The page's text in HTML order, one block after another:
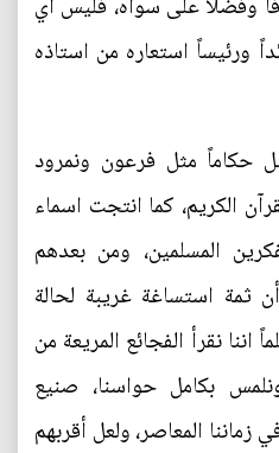
ورئيساً استعاره من استاذه
حكاماً مثل فرعون ونمرود
الكريم، كما انتجت اسماء
المسلمين، ومن بعدهم
ثمة استساغة غريبة لحالة
نقرأ الفجائع المريعة من
بكامل حواسنا، صنيع
زماننا المعاصر، ولعل أقربهم